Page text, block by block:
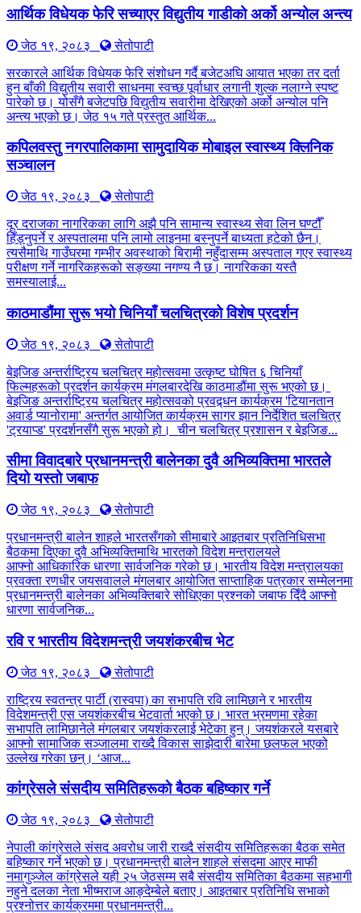
आर्थिक विधेयक फेरि सच्याएर विद्युतीय गाडीको अर्को अन्योल अन्त्य
जेठ १९, २०८३
सेतोपाटी
सरकारले आर्थिक विधेयक फेरि संशोधन गर्दै बजेटअघि आयात भएका तर दर्ता
हुन बाँकी विद्युतीय सवारी साधनमा स्वच्छ पूर्वाधार लगानी शुल्क नलाग्ने स्पष्ट
पारेको छ। योसँगै बजेटपछि विद्युतीय सवारीमा देखिएको अर्को अन्योल पनि
अन्त्य भएको छ। जेठ १५ गते प्रस्तुत आर्थिक...
कपिलवस्तु नगरपालिकामा सामुदायिक मोबाइल स्वास्थ्य क्लिनिक
सञ्चालन
जेठ १९, २०८३
सेतोपाटी
दूर दराजका नागरिकका लागि अझै पनि सामान्य स्वास्थ्य सेवा लिन घण्टौँ
हिँड्नुपर्ने र अस्पतालमा पनि लामो लाइनमा बस्नुपर्ने बाध्यता हटेको छैन।
त्यसैमाथि गाउँघरमा गम्भीर अवस्थाको बिरामी नहुँदासम्म अस्पताल गएर स्वास्थ्य
परीक्षण गर्ने नागरिकहरूको सङ्ख्या नगण्य नै छ। नागरिकका यस्तै
समस्यालाई...
काठमाडौंमा सुरू भयो चिनियाँ चलचित्रको विशेष प्रदर्शन
जेठ १९, २०८३
सेतोपाटी
बेइजिङ अन्तर्राष्ट्रिय चलचित्र महोत्सवमा उत्कृष्ट घोषित ६ चिनियाँ
फिल्महरूको प्रदर्शन कार्यक्रम मंगलबारदेखि काठमाडौंमा सुरू भएको छ।
बेइजिङ अन्तर्राष्ट्रिय चलचित्र महोत्सवको प्रवद्र्धन कार्यक्रम 'टियानतान
अवार्ड प्यानोरामा' अन्तर्गत आयोजित कार्यक्रम सागर झान निर्देशित चलचित्र
'ट्रयाप्ड' प्रदर्शनसँगै सुरू भएको हो। चीन चलचित्र प्रशासन र बेइजिङ...
सीमा विवादबारे प्रधानमन्त्री बालेनका दुवै अभिव्यक्तिमा भारतले
दियो यस्तो जबाफ
जेठ १९, २०८३
सेतोपाटी
प्रधानमन्त्री बालेन शाहले भारतसँगको सीमाबारे आइतबार प्रतिनिधिसभा
बैठकमा दिएका दुवै अभिव्यक्तिमाथि भारतको विदेश मन्त्रालयले
आफ्नो आधिकारिक धारणा सार्वजनिक गरेको छ। भारतीय विदेश मन्त्रालयका
प्रवक्ता रणधीर जयसवालले मंगलबार आयोजित साप्ताहिक पत्रकार सम्मेलनमा
प्रधानमन्त्री बालेनका अभिव्यक्तिबारे सोधिएका प्रश्नको जबाफ दिँदै आफ्नो
धारणा सार्वजनिक...
रवि र भारतीय विदेशमन्त्री जयशंकरबीच भेट
जेठ १९, २०८३
सेतोपाटी
राष्ट्रिय स्वतन्त्र पार्टी (रास्वपा) का सभापति रवि लामिछाने र भारतीय
विदेशमन्त्री एस जयशंकरबीच भेटवार्ता भएको छ। भारत भ्रमणमा रहेका
सभापति लामिछानेले मंगलबार जयशंकरलाई भेटेका हुन्। जयशंकरले यसबारे
आफ्नो सामाजिक सञ्जालमा राख्दै विकास साझेदारी बारेमा छलफल भएको
उल्लेख गरेका छन्। ‘आज...
कांग्रेसले संसदीय समितिहरूकाे बैठक बहिष्कार गर्ने
जेठ १९, २०८३
सेतोपाटी
नेपाली कांग्रेसले संसद अवरोध जारी राख्दै संसदीय समितिहरूका बैठक समेत
बहिष्कार गर्ने भएको छ। प्रधानमन्त्री बालेन शाहले संसदमा आएर माफी
नमागुञ्जेल कांग्रेसले यही २५ जेठसम्म सबै संसदीय समितिका बैठकमा सहभागी
नहुने दलका नेता भीष्मराज आङ्देम्बेले बताए। आइतबार प्रतिनिधि सभाको
प्रश्नोत्तर कार्यक्रममा प्रधानमन्त्री...